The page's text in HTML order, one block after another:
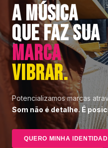
A MÚSICA
QUE FAZ SUA
MARCA
VIBRAR.
Potencializamos marcas
Som não é detalhe. É
QUERO MINHA